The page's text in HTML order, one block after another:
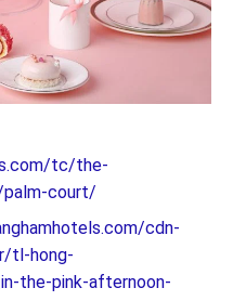
，請參閱相關金融機構的
本網站產品之比較結果建
方廣告客戶贊助，我們並
we strive to keep
when you visit a finan
specific product’s site. F
please refer to t
the most updated versi
are presented witho
may be compensated thr
，最少1年(按簽賬年度
tc/the-
palm-court/
cdn-
tl-hong-
the-pink-afternoon-